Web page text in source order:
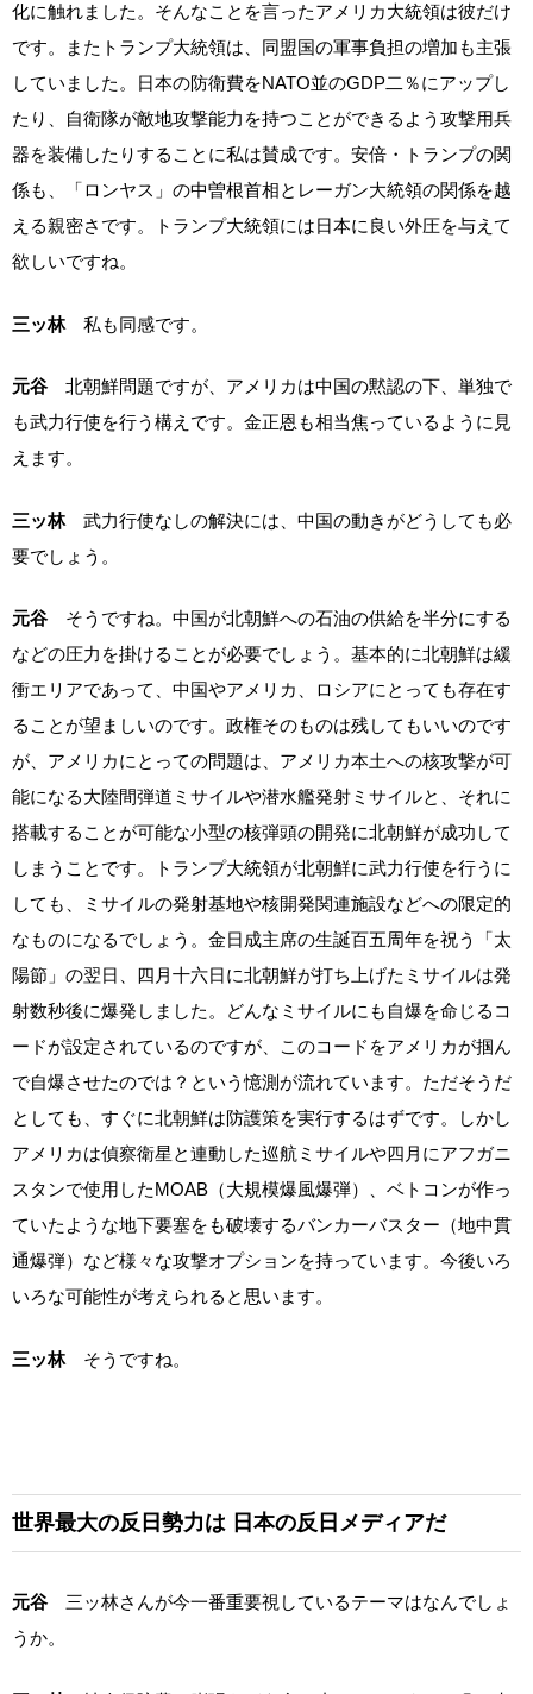
化に触れました。そんなことを言ったアメリカ大統領は彼だけ
です。またトランプ大統領は、同盟国の軍事負担の増加も主張
していました。日本の防衛費をNATO並のGDP二％にアップし
たり、自衛隊が敵地攻撃能力を持つことができるよう攻撃用兵
器を装備したりすることに私は賛成です。安倍・トランプの関
係も、「ロンヤス」の中曽根首相とレーガン大統領の関係を越
える親密さです。トランプ大統領には日本に良い外圧を与えて
欲しいですね。
三ッ林 私も同感です。
元谷 北朝鮮問題ですが、アメリカは中国の黙認の下、単独で
も武力行使を行う構えです。金正恩も相当焦っているように見
えます。
三ッ林 武力行使なしの解決には、中国の動きがどうしても必
要でしょう。
元谷 そうですね。中国が北朝鮮への石油の供給を半分にする
などの圧力を掛けることが必要でしょう。基本的に北朝鮮は緩
衝エリアであって、中国やアメリカ、ロシアにとっても存在す
ることが望ましいのです。政権そのものは残してもいいのです
が、アメリカにとっての問題は、アメリカ本土への核攻撃が可
能になる大陸間弾道ミサイルや潜水艦発射ミサイルと、それに
搭載することが可能な小型の核弾頭の開発に北朝鮮が成功して
しまうことです。トランプ大統領が北朝鮮に武力行使を行うに
しても、ミサイルの発射基地や核開発関連施設などへの限定的
なものになるでしょう。金日成主席の生誕百五周年を祝う「太
陽節」の翌日、四月十六日に北朝鮮が打ち上げたミサイルは発
射数秒後に爆発しました。どんなミサイルにも自爆を命じるコ
ードが設定されているのですが、このコードをアメリカが掴ん
で自爆させたのでは？という憶測が流れています。ただそうだ
としても、すぐに北朝鮮は防護策を実行するはずです。しかし
アメリカは偵察衛星と連動した巡航ミサイルや四月にアフガニ
スタンで使用したMOAB（大規模爆風爆弾）、ベトコンが作っ
ていたような地下要塞をも破壊するバンカーバスター（地中貫
通爆弾）など様々な攻撃オプションを持っています。今後いろ
いろな可能性が考えられると思います。
三ッ林 そうですね。
世界最大の反日勢力は 日本の反日メディアだ
元谷 三ッ林さんが今一番重要視しているテーマはなんでしょ
うか。